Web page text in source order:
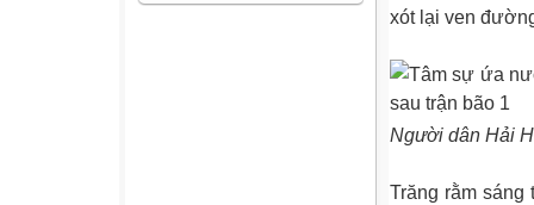
xót lại ven
Người dân Hải
Trăng rằm